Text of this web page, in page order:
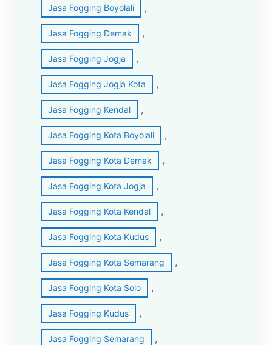
Jasa Fogging Boyolali ,
Jasa Fogging Demak ,
Jasa Fogging Jogja ,
Jasa Fogging Jogja Kota ,
Jasa Fogging Kendal ,
Jasa Fogging Kota Boyolali ,
Jasa Fogging Kota Demak ,
Jasa Fogging Kota Jogja ,
Jasa Fogging Kota Kendal ,
Jasa Fogging Kota Kudus ,
Jasa Fogging Kota Semarang ,
Jasa Fogging Kota Solo ,
Jasa Fogging Kudus ,
Jasa Fogging Semarang ,